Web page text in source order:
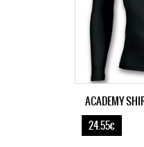
ACADEMY
24.55€